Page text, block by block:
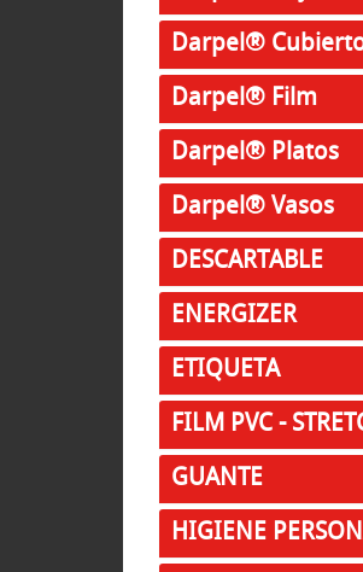
Darpel®
Darpel® Film
Darpel® Platos
Darpel® Vasos
DESCARTABLE
ENERGIZER
ETIQUETA
FILM PVC -
GUANTE
HIGIENE